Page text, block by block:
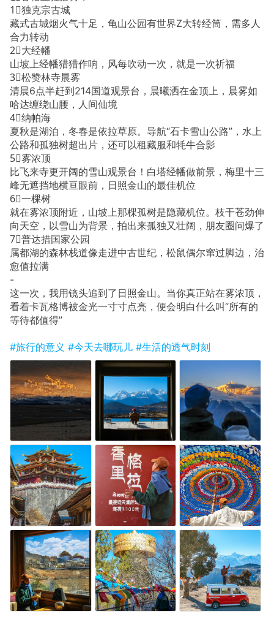
1⃣️独克宗古城
藏式古城烟火气十足，龟山公园有世界Z大转经筒，需多人
合力转动
2⃣️大经幡
山坡上经幡猎猎作响，风每吹动一次，就是一次祈福
3⃣️松赞林寺晨雾
清晨6点半赶到214国道观景台，晨曦洒在金顶上，晨雾如
哈达缠绕山腰，人间仙境
4⃣️纳帕海
夏秋是湖泊，冬春是依拉草原。导航“石卡雪山公路”，水上
公路和孤独树超出片，还可以租藏服和牦牛合影
5⃣️雾浓顶
比飞来寺更开阔的雪山观景台！白塔经幡做前景，梅里十三
峰无遮挡地横亘眼前，日照金山的最佳机位
6⃣️一棵树
就在雾浓顶附近，山坡上那棵孤树是隐藏机位。枝干苍劲伸
向天空，以雪山为背景，拍出来孤独又壮阔，朋友圈问爆了
7⃣️普达措国家公园
属都湖的森林栈道像走进中古世纪，松鼠偶尔窜过脚边，治
愈值拉满
-
这一次，我用镜头追到了日照金山。当你真正站在雾浓顶，
看着卡瓦格博被金光一寸寸点亮，便会明白什么叫“所有的
等待都值得”
#旅行的意义 #今天去哪玩儿 #生活的透气时刻